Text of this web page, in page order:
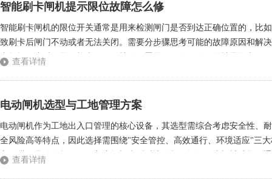
智能刷卡闸机提示限位故障怎么修
智能刷卡闸机的限位开关通常是用来检测闸门是否到达正确位置的，比
致刷卡后闸门不动或者无法关闭。需要分步骤思考可能的故障原因和解
者损坏。这时候需要检查限位开关的位置是否正确，有没有被异物卡住
查看详情
电动闸机选型与工地管理方案
电动闸机作为工地出入口管理的核心设备，其选型需综合考虑安全性、
全风险高等特点，因此选择需围绕"安全管控、高效通行、环境适应"三
方面进行具体分析。一、主流闸机类型对比分析三辊闸传统机械结构，
查看详情